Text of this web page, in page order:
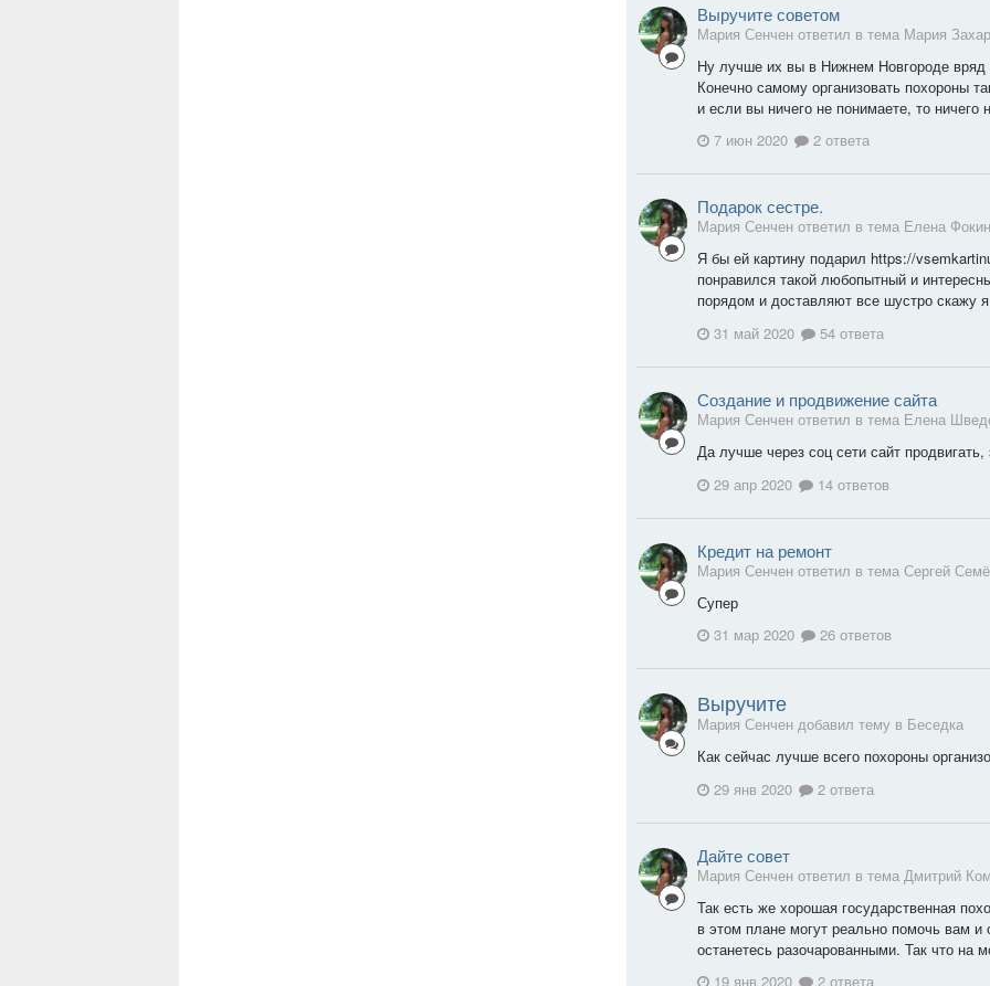
Выручите советом
Мария Сенчен ответил в тема Мария
Ну лучше их вы в Нижнем Новгороде вряд
Конечно самому организовать похороны
и если вы ничего не понимаете, то ничего
7 июн 2020
2 ответа
Подарок сестре.
Мария Сенчен ответил в тема Елена
Я бы ей картину подарил https://
понравился такой любопытный и
порядом и доставляют все шустро скажу
31 май 2020
54 ответа
Создание и продвижение сайта
Мария Сенчен ответил в тема Елена
Да лучше через соц сети сайт продвигать,
29 апр 2020
14 ответов
Кредит на ремонт
Мария Сенчен ответил в тема Сергей
Супер
31 мар 2020
26 ответов
Выручите
Мария Сенчен добавил тему в Беседка
Как сейчас лучше всего похороны
29 янв 2020
2 ответа
Дайте совет
Мария Сенчен ответил в тема Дмитрий
Так есть же хорошая государственная
в этом плане могут реально помочь вам и
останетесь разочарованными. Так что на
19 янв 2020
2 ответа